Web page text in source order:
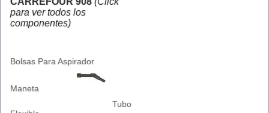
para ver todos los
componentes)
Bolsas Para Aspirador
Maneta
Tubo